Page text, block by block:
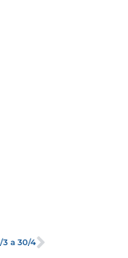
3 a 30/4